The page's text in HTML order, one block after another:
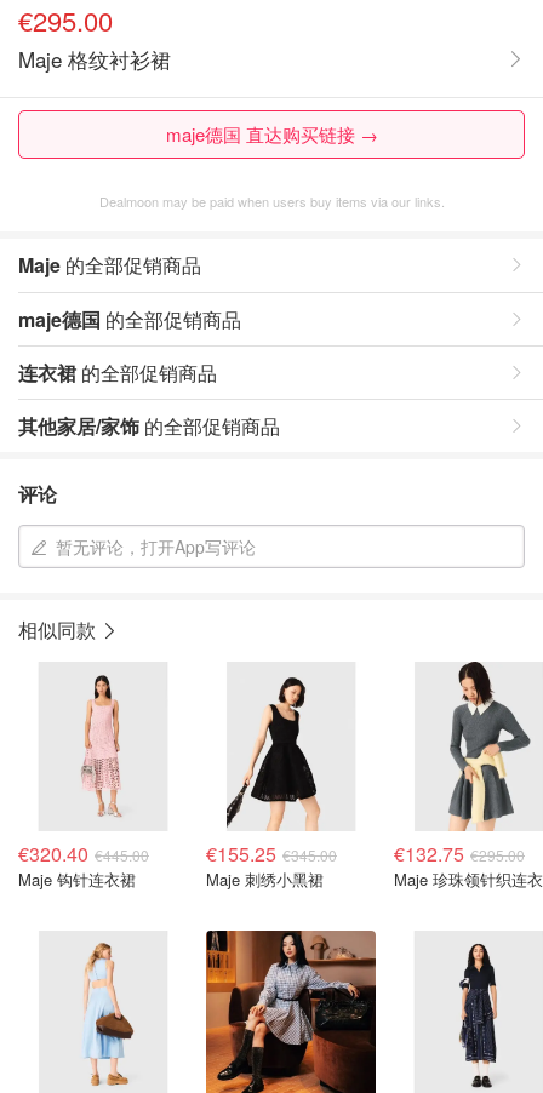
€295.00
Maje 格纹衬衫裙
maje德国 直达购买链接 →
Dealmoon may be paid when users buy items via our links.
Maje 的全部促销商品
maje德国 的全部促销商品
连衣裙 的全部促销商品
其他家居/家饰 的全部促销商品
评论
暂无评论，打开App写评论
相似同款
€320.40 €445.00
Maje 钩针连衣裙
€155.25 €345.00
Maje 刺绣小黑裙
€132.75 €295.00
Maje 珍珠领针织连